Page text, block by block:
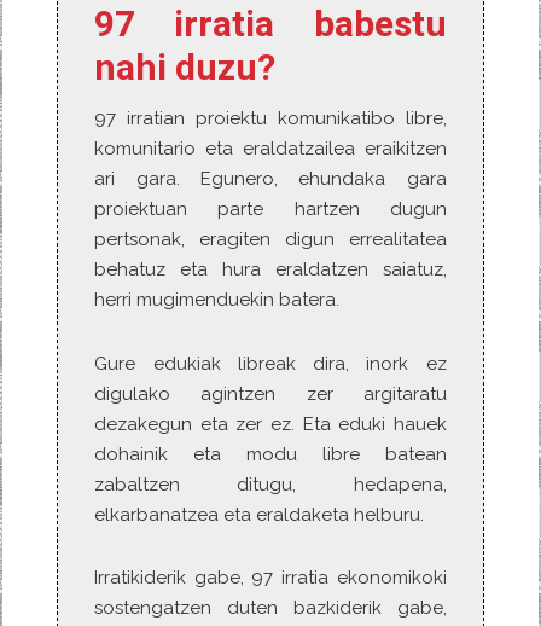
97 irratia babestu
nahi duzu?
97 irratian proiektu komunikatibo libre,
komunitario eta eraldatzailea eraikitzen
ari gara. Egunero, ehundaka gara
proiektuan parte hartzen dugun
pertsonak, eragiten digun errealitatea
behatuz eta hura eraldatzen saiatuz,
herri mugimenduekin batera.
Gure edukiak libreak dira, inork ez
digulako agintzen zer argitaratu
dezakegun eta zer ez. Eta eduki hauek
dohainik eta modu libre batean
zabaltzen ditugu, hedapena,
elkarbanatzea eta eraldaketa helburu.
Irratikiderik gabe, 97 irratia ekonomikoki
sostengatzen duten bazkiderik gabe,